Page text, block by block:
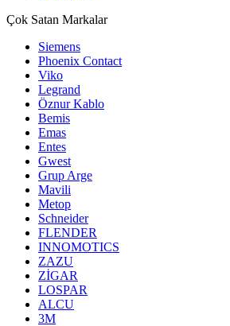
Çok Satan Markalar
Siemens
Phoenix Contact
Viko
Legrand
Öznur Kablo
Bemis
Emas
Entes
Gwest
Grup Arge
Mavili
Metop
Schneider
FLENDER
INNOMOTICS
ZAZU
ZİGAR
LOSPAR
ALCU
3M